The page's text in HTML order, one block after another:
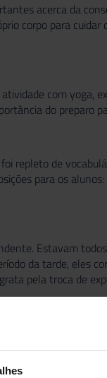
acerca da
corpo para
com yoga,
do preparo
repleto de
para os alunos:
Estavam
da tarde, eles
pela troca de